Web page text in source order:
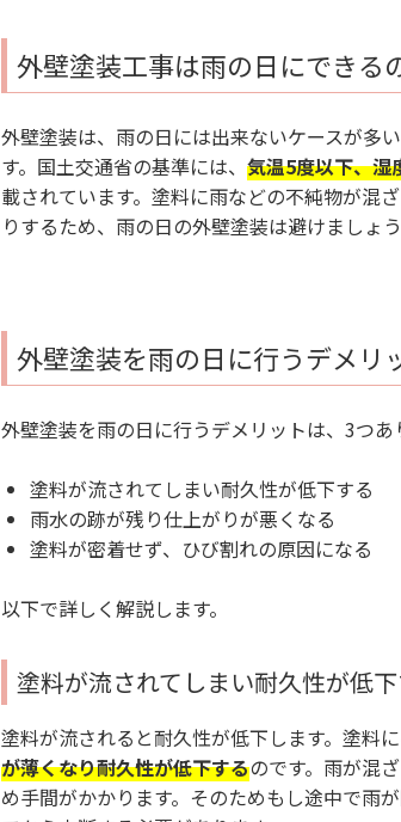
外壁塗装工事は雨の日にできる
外壁塗装は、雨の日には出来ないケースが多
す。国土交通省の基準には、 気温5度以下、湿
載されています。塗料に雨などの不純物が混
りするため、雨の日の外壁塗装は避けましょう
外壁塗装を雨の日に行うデメリ
外壁塗装を雨の日に行うデメリットは、3つあ
塗料が流されてしまい耐久性が低下する
雨水の跡が残り仕上がりが悪くなる
塗料が密着せず、ひび割れの原因になる
以下で詳しく解説します。
塗料が流されてしまい耐久性が低
塗料が流されると耐久性が低下します。塗料
が薄くなり耐久性が低下するのです。雨が混
め手間がかかります。そのためもし途中で雨